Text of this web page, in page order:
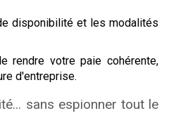
disponibilité et les modalités
rendre votre paie cohérente,
d'entreprise.
sans espionner tout le